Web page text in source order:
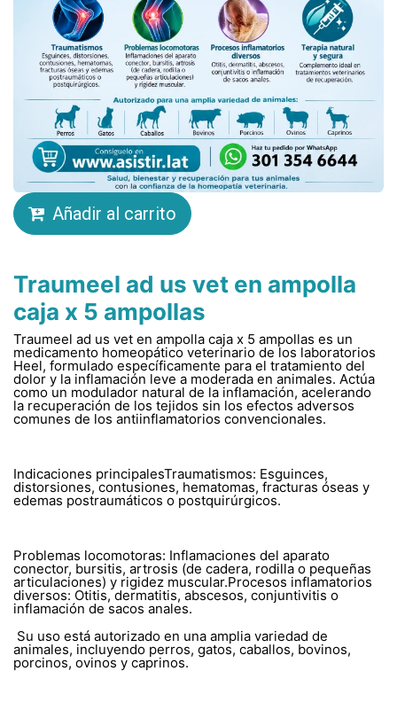
Añadir al carrito
Traumeel ad us vet en ampolla
caja x 5 ampollas
Traumeel ad us vet en ampolla caja x 5 ampollas es un
medicamento homeopático veterinario de los laboratorios
Heel, formulado específicamente para el tratamiento del
dolor y la inflamación leve a moderada en animales. Actúa
como un modulador natural de la inflamación, acelerando
la recuperación de los tejidos sin los efectos adversos
comunes de los antiinflamatorios convencionales.
Indicaciones principalesTraumatismos: Esguinces,
distorsiones, contusiones, hematomas, fracturas óseas y
edemas postraumáticos o postquirúrgicos.
Problemas locomotoras: Inflamaciones del aparato
conector, bursitis, artrosis (de cadera, rodilla o pequeñas
articulaciones) y rigidez muscular.Procesos inflamatorios
diversos: Otitis, dermatitis, abscesos, conjuntivitis o
inflamación de sacos anales.
Su uso está autorizado en una amplia variedad de
animales, incluyendo perros, gatos, caballos, bovinos,
porcinos, ovinos y caprinos.